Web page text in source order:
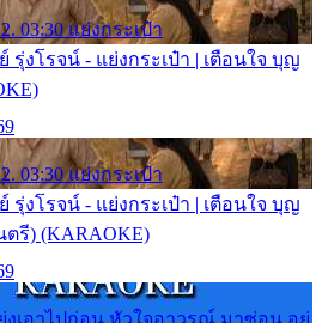
03:30 แย่งกระเป๋า
รุ่งโรจน์ - แย่งกระเป๋า | เตือนใจ บุญ
03:30 แย่งกระเป๋า
รุ่งโรจน์ - แย่งกระเป๋า | เตือนใจ บุญ
รี) (KARAOKE)
งเอาไปก่อน หัวใจอาวรณ์ มาซ่อน อยู่